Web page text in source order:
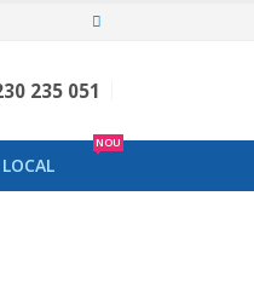
235 051
NOU